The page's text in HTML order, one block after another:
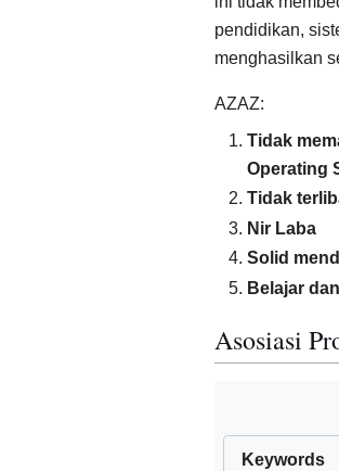
pendidikan,
menghasilkan
AZAZ:
Tidak
Operating
Tidak
Nir Laba
Solid
Belajar
Asosiasi
Keywords